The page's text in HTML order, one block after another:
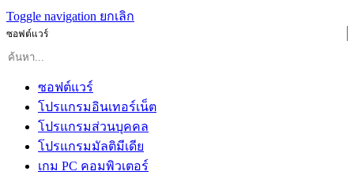
Toggle navigation ยกเลิก
ซอฟต์แวร์
ซอฟต์แวร์
โปรแกรมอินเทอร์เน็ต
โปรแกรมส่วนบุคคล
โปรแกรมมัลติมีเดีย
เกม PC คอมพิวเตอร์